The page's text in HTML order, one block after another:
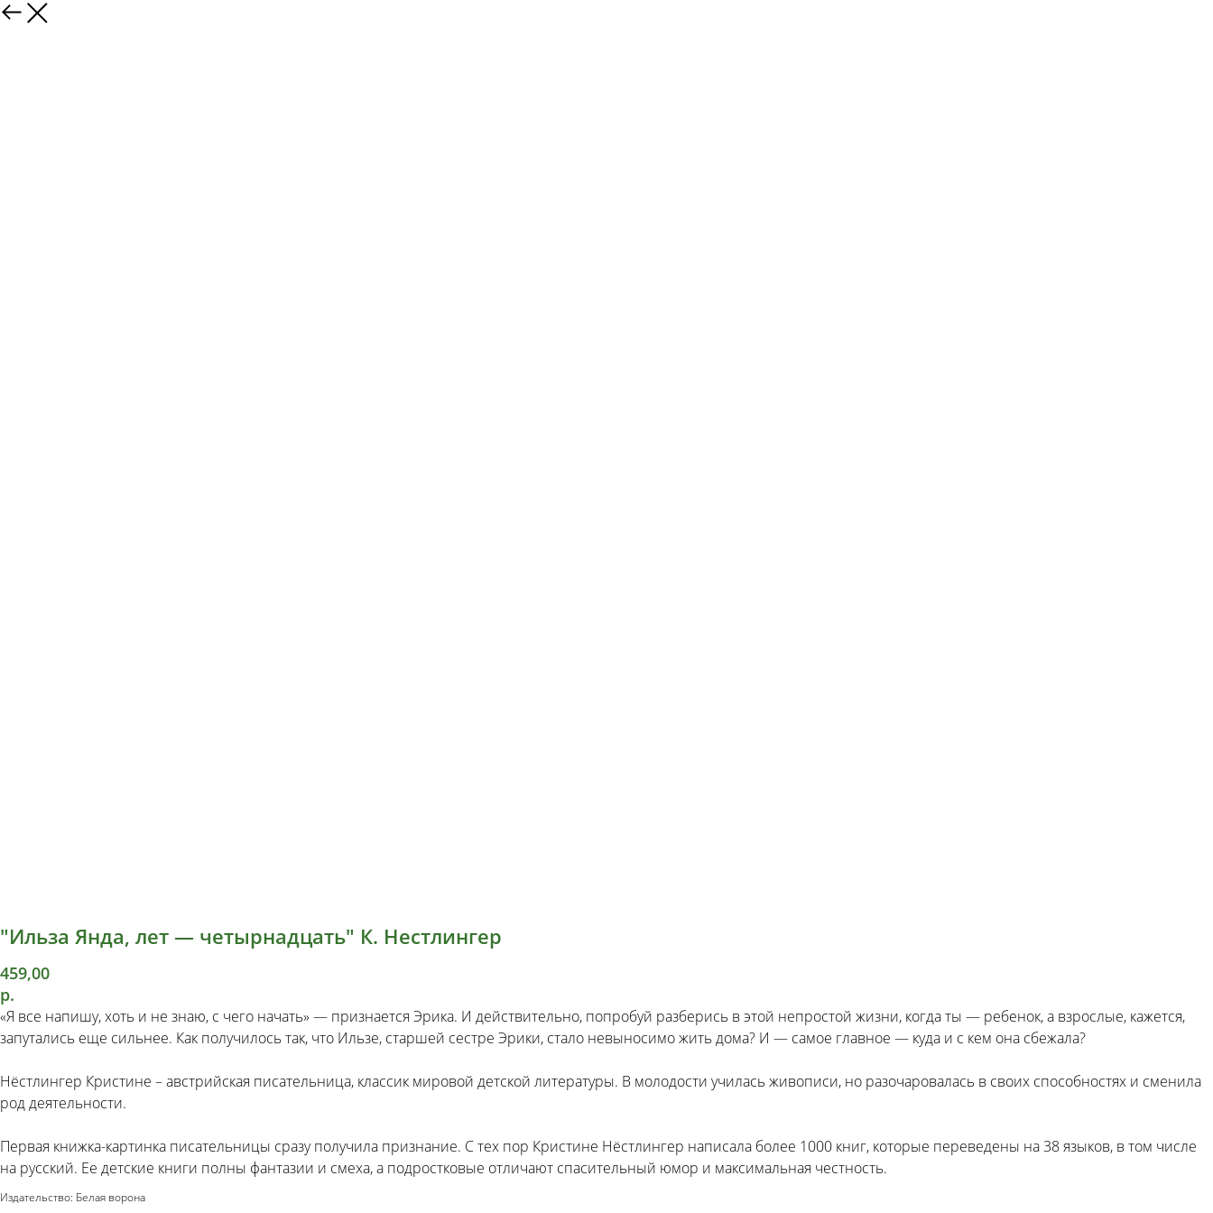
"Ильза Янда, лет — четырнадцать" К. Нестлингер
459,00
р.
«Я все напишу, хоть и не знаю, с чего начать» — признается Эрика. И действительно, попробуй разберись в этой непростой жизни, когда ты — ребенок, а взрослые, кажется,
запутались еще сильнее. Как получилось так, что Ильзе, старшей сестре Эрики, стало невыносимо жить дома? И — самое главное — куда и с кем она сбежала?
Нёстлингер Кристине – австрийская писательница, классик мировой детской литературы. В молодости училась живописи, но разочаровалась в своих способностях и сменила
род деятельности.
Первая книжка-картинка писательницы сразу получила признание. С тех пор Кристине Нёстлингер написала более 1000 книг, которые переведены на 38 языков, в том числе
на русский. Ее детские книги полны фантазии и смеха, а подростковые отличают спасительный юмор и максимальная честность.
Издательство: Белая ворона